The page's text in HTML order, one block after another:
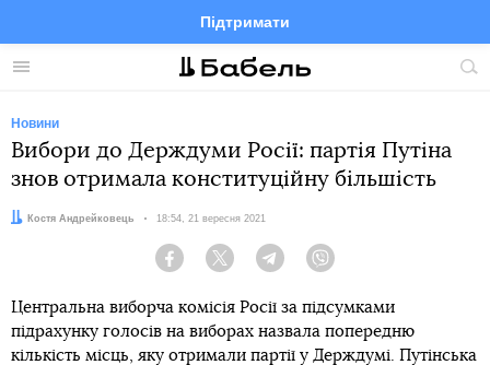
Меню
Підтримати
FacebookTelegramTwitter
Новини
Вибори до Держдуми Росії: партія Путіна
знов отримала конституційну більшість
Автор:Костя Андрейковець Дата:
18:54, 21 вересня 2021
Facebook Twitter Telegram
Центральна виборча комісія Росії за підсумками
підрахунку голосів на виборах назвала попередню
кількість місць, яку отримали партії у Держдумі. Путінська